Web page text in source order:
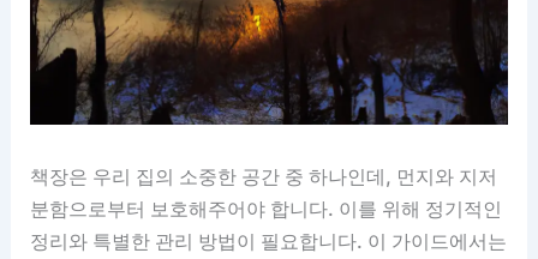
책장은 우리 집의 소중한 공간 중 하나인데, 먼지와 지저
분함으로부터 보호해주어야 합니다. 이를 위해 정기적인
정리와 특별한 관리 방법이 필요합니다. 이 가이드에서는